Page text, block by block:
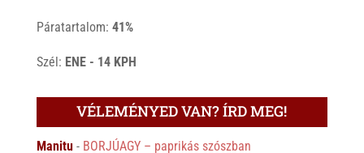
Páratartalom: 41%
Szél: ENE - 14 KPH
VÉLEMÉNYED VAN? ÍRD MEG!
Manitu- BORJÚAGY – paprikás szószban